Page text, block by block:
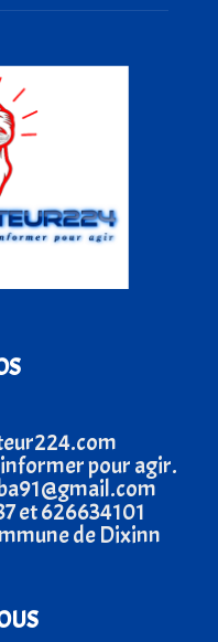
pour agir.
et 626634101
de Dixinn